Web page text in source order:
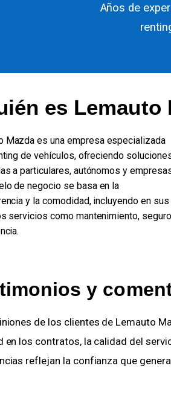
Años de
es Lemauto
Mazda es una empresa especializada
de vehículos, ofreciendo
a particulares, autónomos y
de negocio se basa en la
y la comodidad, incluyendo en sus
servicios como mantenimiento, seguro
y
en los contratos, la calidad del
reflejan la confianza que